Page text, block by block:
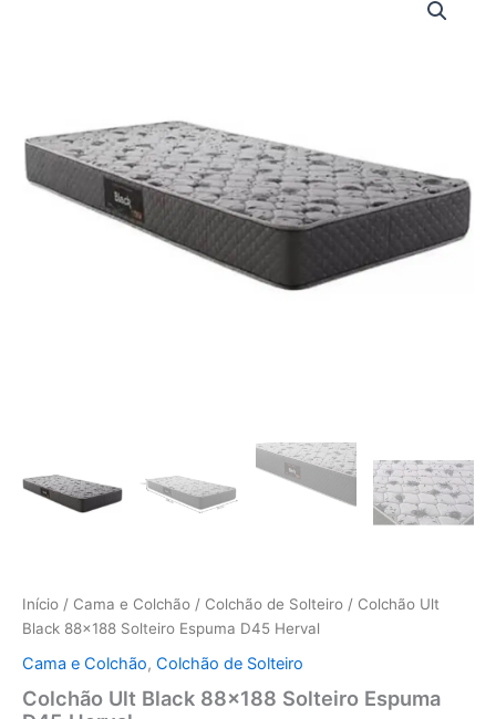
Início / Cama e Colchão / Colchão de Solteiro / Colchão Ult
Black 88×188 Solteiro Espuma D45 Herval
Cama e Colchão, Colchão de Solteiro
Colchão Ult Black 88×188 Solteiro Espuma